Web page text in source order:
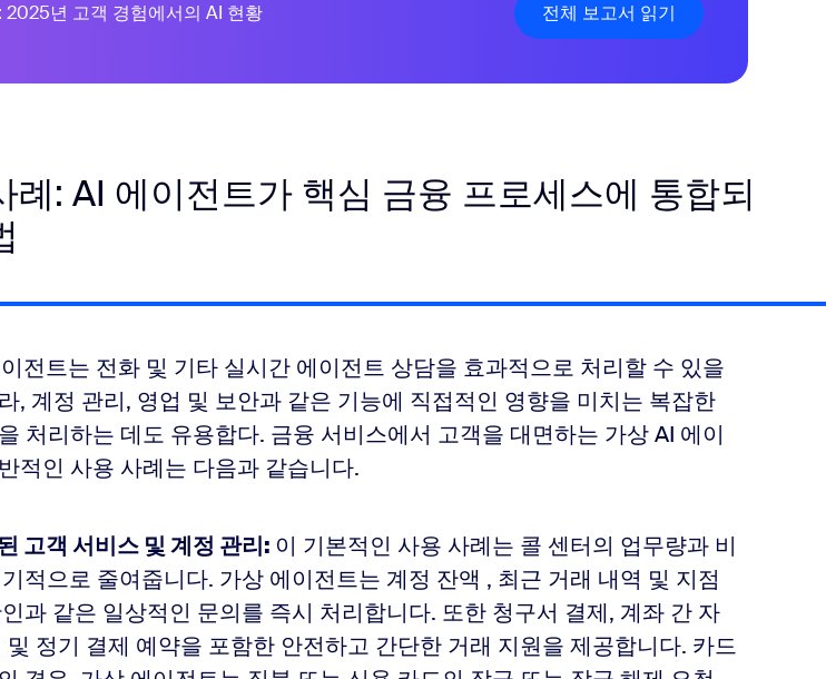
2025년 고객 경험에서의 AI 현황 전체 보고서 읽기
례: AI 에이전트가 핵심 금융 프로세스에 통합되
전트는 전화 및 기타 실시간 에이전트 상담을 효과적으로 처리할 수 있을
, 계정 관리, 영업 및 보안과 같은 기능에 직접적인 영향을 미치는 복잡한
처리하는 데도 유용합다. 금융 서비스에서 고객을 대면하는 가상 AI 에이
적인 사용 사례는 다음과 같습니다.
고객 서비스 및 계정 관리: 이 기본적인 사용 사례는 콜 센터의 업무량과 비
적으로 줄여줍니다. 가상 에이전트는 계정 잔액 , 최근 거래 내역 및 지점
과 같은 일상적인 문의를 즉시 처리합니다. 또한 청구서 결제, 계좌 간 자
및 정기 결제 예약을 포함한 안전하고 간단한 거래 지원을 제공합니다. 카드